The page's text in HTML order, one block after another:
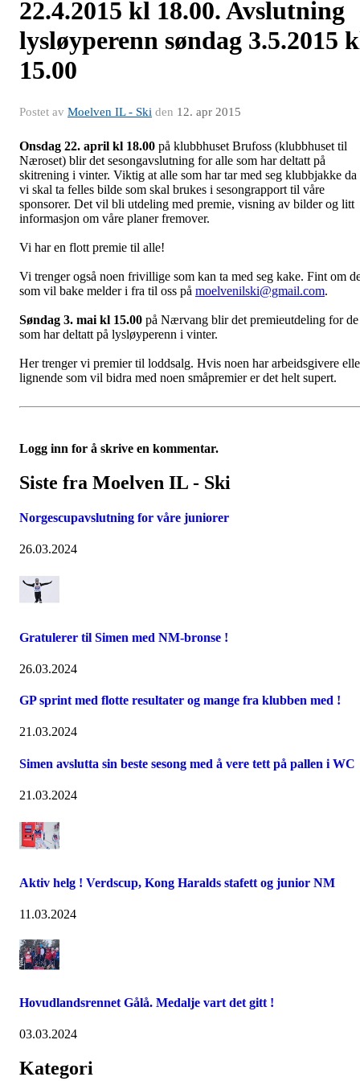
22.4.2015 kl 18.00. Avslutning
lysløyperenn søndag 3.5.2015
15.00
Postet av Moelven IL - Ski den 12. apr 2015
Onsdag 22. april kl 18.00 på klubbhuset Brufoss (klubbhuset til
Næroset) blir det sesongavslutning for alle som har deltatt på
skitrening i vinter. Viktig at alle som har tar med seg klubbjakke da
vi skal ta felles bilde som skal brukes i sesongrapport til våre
sponsorer. Det vil bli utdeling med premie, visning av bilder og litt
informasjon om våre planer fremover.
Vi har en flott premie til alle!
Vi trenger også noen frivillige som kan ta med seg kake. Fint om
som vil bake melder i fra til oss på moelvenilski@gmail.com.
Søndag 3. mai kl 15.00 på Nærvang blir det premieutdeling for de
som har deltatt på lysløyperenn i vinter.
Her trenger vi premier til loddsalg. Hvis noen har arbeidsgivere
lignende som vil bidra med noen småpremier er det helt supert.
Logg inn for å skrive en kommentar.
Siste fra Moelven IL - Ski
Norgescupavslutning for våre juniorer
26.03.2024
Gratulerer til Simen med NM-bronse !
26.03.2024
GP sprint med flotte resultater og mange fra klubben med !
21.03.2024
Simen avslutta sin beste sesong med å vere tett på pallen i WC
21.03.2024
Aktiv helg ! Verdscup, Kong Haralds stafett og junior NM
11.03.2024
Hovudlandsrennet Gålå. Medalje vart det gitt !
03.03.2024
Kategori